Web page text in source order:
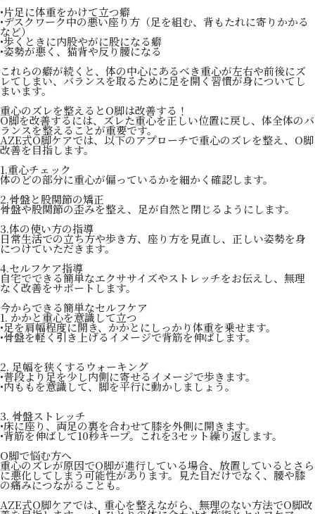
•片足に体重をかけて立つ癖
•デスクワーク中の悪い座り方（足を組む、背もたれに寄りかかる
など）
•歩くときに内股やがに股になる癖
•姿勢が悪く、猫背や反り腰になる
これらの癖が続くと、体の中心にあるべき重心が左右や前後にズ
レてしまい、バランスを取るために足を開く習慣が身についてし
まいます。
重心のズレを整えるとO脚は改善する！
O脚を改善するには、ズレた重心を正しい位置に戻し、体全体のバ
ランスを整えることが重要です。
AZE式O脚ケアでは、以下のアプローチで重心のズレを整え、O脚
改善を目指します。
1.重心チェック
体のどの部分に重心が偏っているかを細かく確認します。
2.骨盤と股関節の矯正
骨盤や股関節の歪みを整え、足が自然と閉じるようにします。
3.体の使い方の指導
日常生活での立ち方や歩き方、座り方を見直し、正しい姿勢を身
につけていただきます。
4.セルフケア指導
自宅でできる簡単なエクササイズやストレッチをお伝えし、無理
なく改善をサポートします。
今からできる簡単なセルフケア
1. かかと重心を意識して立つ
•足を肩幅程度に開き、かかとにしっかり体重を乗せます。
•骨盤を軽く引き上げるイメージで背筋を伸ばします。
2. 足幅を狭くするウォーキング
•普段より足を少し内側に寄せるイメージで歩きます。
•内ももを意識して、脚を平行に動かしましょう。
3. 骨盤ストレッチ
•床に座り、両足の裏を合わせて膝を外側に開きます。
•背筋を伸ばして10秒キープ。これを3セット繰り返します。
O脚で悩む方へ
重心のズレが原因でO脚が進行している場合、放置しているとさら
に悪化してしまう可能性があります。見た目だけでなく、腰や膝
の痛みにつながることも。
AZE式O脚ケアでは、重心を整えながら、無理のない方法でO脚改